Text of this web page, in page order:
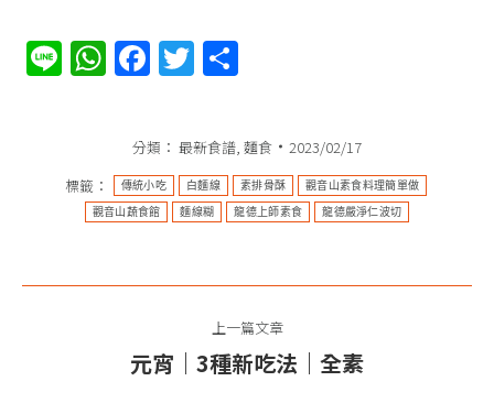
LineWhatsApp
Facebook
Twitter
分類： 最新食譜, 麵食
2023/02/17
標籤：
傳統小吃 白麵線 素排骨酥 觀音山素食料理簡單做
觀音山蔬食館 麵線糊 龍德上師素食 龍德嚴淨仁波切
上一篇文章
上
元宵｜3種新吃法｜全素